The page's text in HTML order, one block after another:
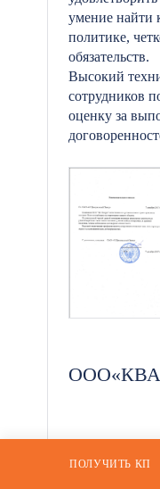
умение найти
политике,
обязательств.
Высокий
сотрудников
оценку за
Общество с
ПОЛУЧИТЬ КП